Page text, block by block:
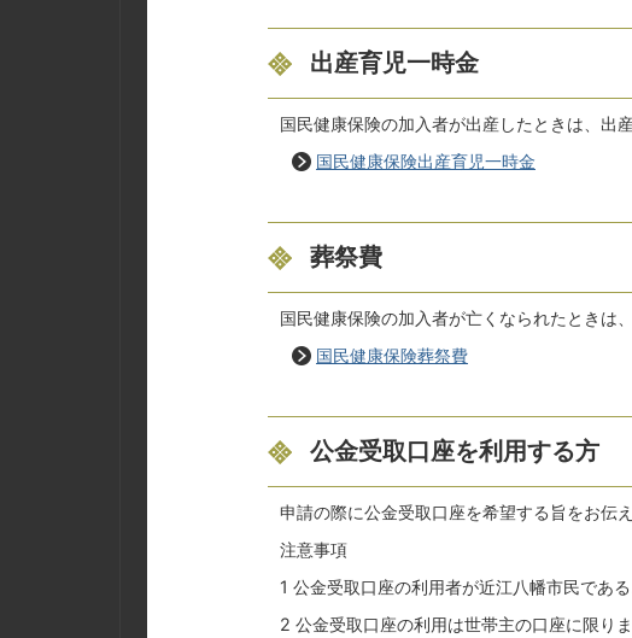
出産育児一時金
国民健康保険の加入者が出産したときは、出
国民健康保険出産育児一時金
葬祭費
国民健康保険の加入者が亡くなられたときは
国民健康保険葬祭費
公金受取口座を利用する方
申請の際に公金受取口座を希望する旨をお伝え
注意事項
1 公金受取口座の利用者が近江八幡市民である
2 公金受取口座の利用は世帯主の口座に限りま